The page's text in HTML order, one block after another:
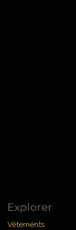
Explorer
Vêtements